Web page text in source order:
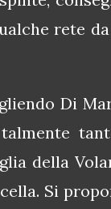
rete
Di
della
Si